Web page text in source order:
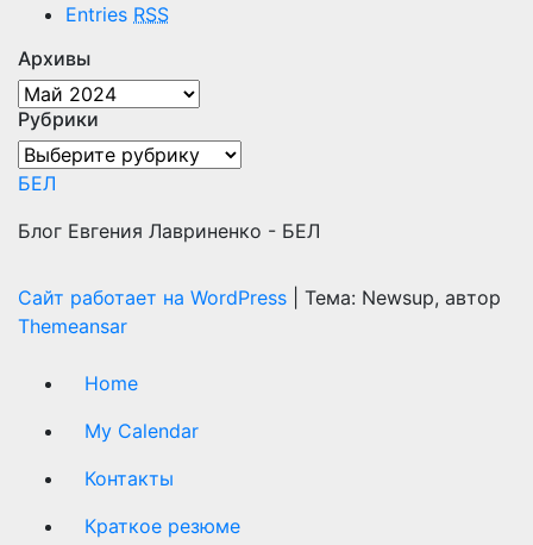
Entries RSS
Архивы
Архивы
Рубрики
Рубрики
БЕЛ
Блог Евгения Лавриненко - БЕЛ
Сайт работает на WordPress
Тема: Newsup, автор
Themeansar
Home
My Calendar
Контакты
Краткое резюме